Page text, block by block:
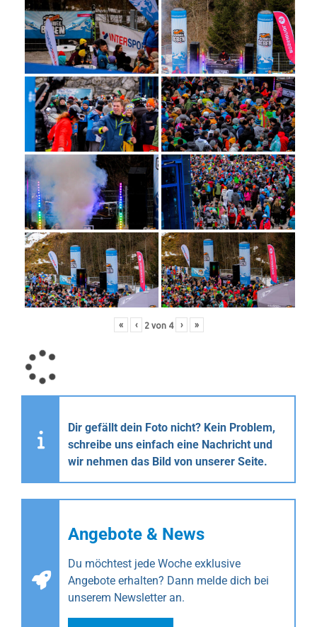
« ‹ 2von 4 › »
Dir gefällt dein Foto nicht? Kein Problem,
schreibe uns einfach eine Nachricht und
wir nehmen das Bild von unserer Seite.
Angebote & News
Du möchtest jede Woche exklusive
Angebote erhalten? Dann melde dich bei
unserem Newsletter an.